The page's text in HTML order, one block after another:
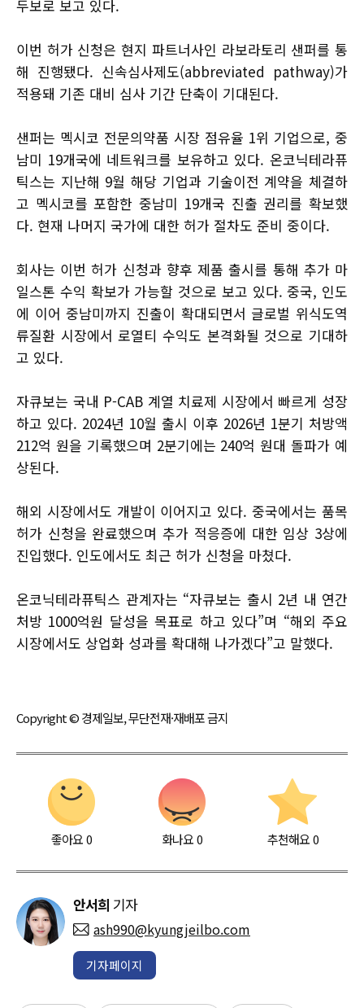
두보로 보고 있다.
이번 허가 신청은 현지 파트너사인 라보라토리 샌퍼를 통
해 진행됐다. 신속심사제도(abbreviated pathway)가
적용돼 기존 대비 심사 기간 단축이 기대된다.
샌퍼는 멕시코 전문의약품 시장 점유율 1위 기업으로, 중
남미 19개국에 네트워크를 보유하고 있다. 온코닉테라퓨
틱스는 지난해 9월 해당 기업과 기술이전 계약을 체결하
고 멕시코를 포함한 중남미 19개국 진출 권리를 확보했
다. 현재 나머지 국가에 대한 허가 절차도 준비 중이다.
회사는 이번 허가 신청과 향후 제품 출시를 통해 추가 마
일스톤 수익 확보가 가능할 것으로 보고 있다. 중국, 인도
에 이어 중남미까지 진출이 확대되면서 글로벌 위식도역
류질환 시장에서 로열티 수익도 본격화될 것으로 기대하
고 있다.
자큐보는 국내 P-CAB 계열 치료제 시장에서 빠르게 성장
하고 있다. 2024년 10월 출시 이후 2026년 1분기 처방액
212억 원을 기록했으며 2분기에는 240억 원대 돌파가 예
상된다.
해외 시장에서도 개발이 이어지고 있다. 중국에서는 품목
허가 신청을 완료했으며 추가 적응증에 대한 임상 3상에
진입했다. 인도에서도 최근 허가 신청을 마쳤다.
온코닉테라퓨틱스 관계자는 “자큐보는 출시 2년 내 연간
처방 1000억원 달성을 목표로 하고 있다”며 “해외 주요
시장에서도 상업화 성과를 확대해 나가겠다”고 말했다.
Copyright © 경제일보, 무단전재·재배포 금지
좋아요0 화나요0 추천해요 0
안서희 기자
ash990@kyungjeilbo.com
기자페이지